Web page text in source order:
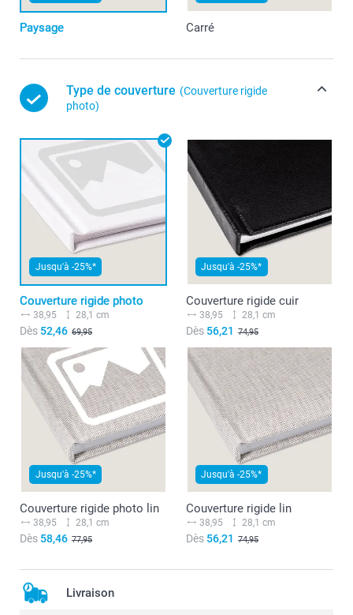
Paysage Carré
Type de couverture (Couverture rigide
photo)
Jusqu'à -25%*
Couverture rigide photo
38,95 28,1 cm
Dès 52,46 69,95
Jusqu'à -25%*
Couverture rigide cuir
38,95 28,1 cm
Dès56,21 74,95
Jusqu'à -25%*
Couverture rigide photo lin
38,95 28,1 cm
Dès 58,46 77,95
Jusqu'à -25%*
Couverture rigide lin
38,95 28,1 cm
Dès56,21 74,95
Livraison